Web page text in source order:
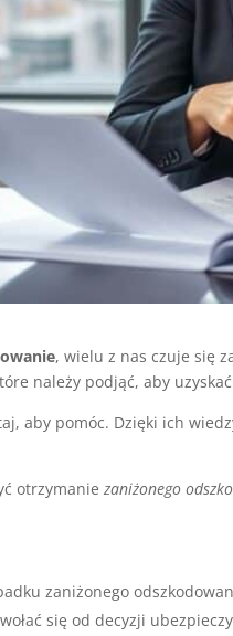
, wielu z nas czuje się
należy podjąć, aby
aby pomóc. Dzięki ich
otrzymaniezaniżonego
zaniżonego
się od decyzji